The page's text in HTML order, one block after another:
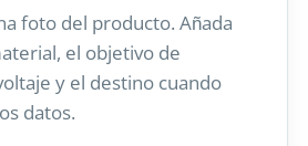
foto del producto. Añada
el objetivo de
y el destino cuando
datos.